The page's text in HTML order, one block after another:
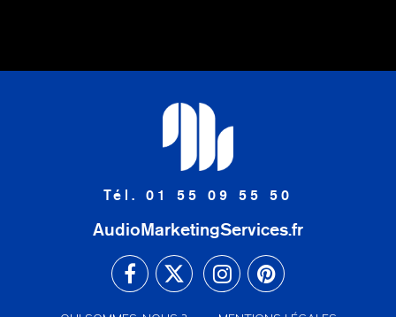
Tél. 01 55 09 55 50
AudioMarketingServices.fr